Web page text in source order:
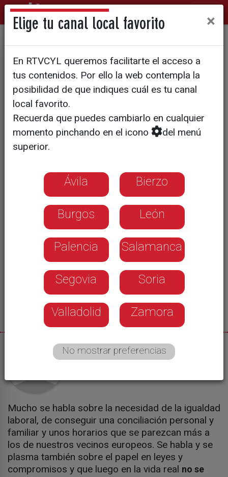
Igualdad sobre el papel, pero
no en la vida real
El gobierno regional trabaja en un
anteproyecto de ley para implantar
medidas de conciliación y
04/12/2015
Mucho se habla sobre la necesidad de la igualdad
laboral, de conseguir una conciliación personal y
familiar y unos horarios que se parezcan más a
los de nuestros vecinos europeos. Se habla y se
plasma también sobre el papel en leyes y
compromisos y que luego en la vida real no se
Elige tu canal local favorito ×
En RTVCYL queremos facilitarte el acceso a
tus contenidos. Por ello la web contempla la
posibilidad de que indiques cuál es tu canal
local favorito.
Recuerda que puedes cambiarlo en cualquier
momento pinchando en el icono
del menú
superior.
Ávila Bierzo
Burgos León
Palencia Salamanca
Segovia Soria
Valladolid Zamora
No mostrar preferencias